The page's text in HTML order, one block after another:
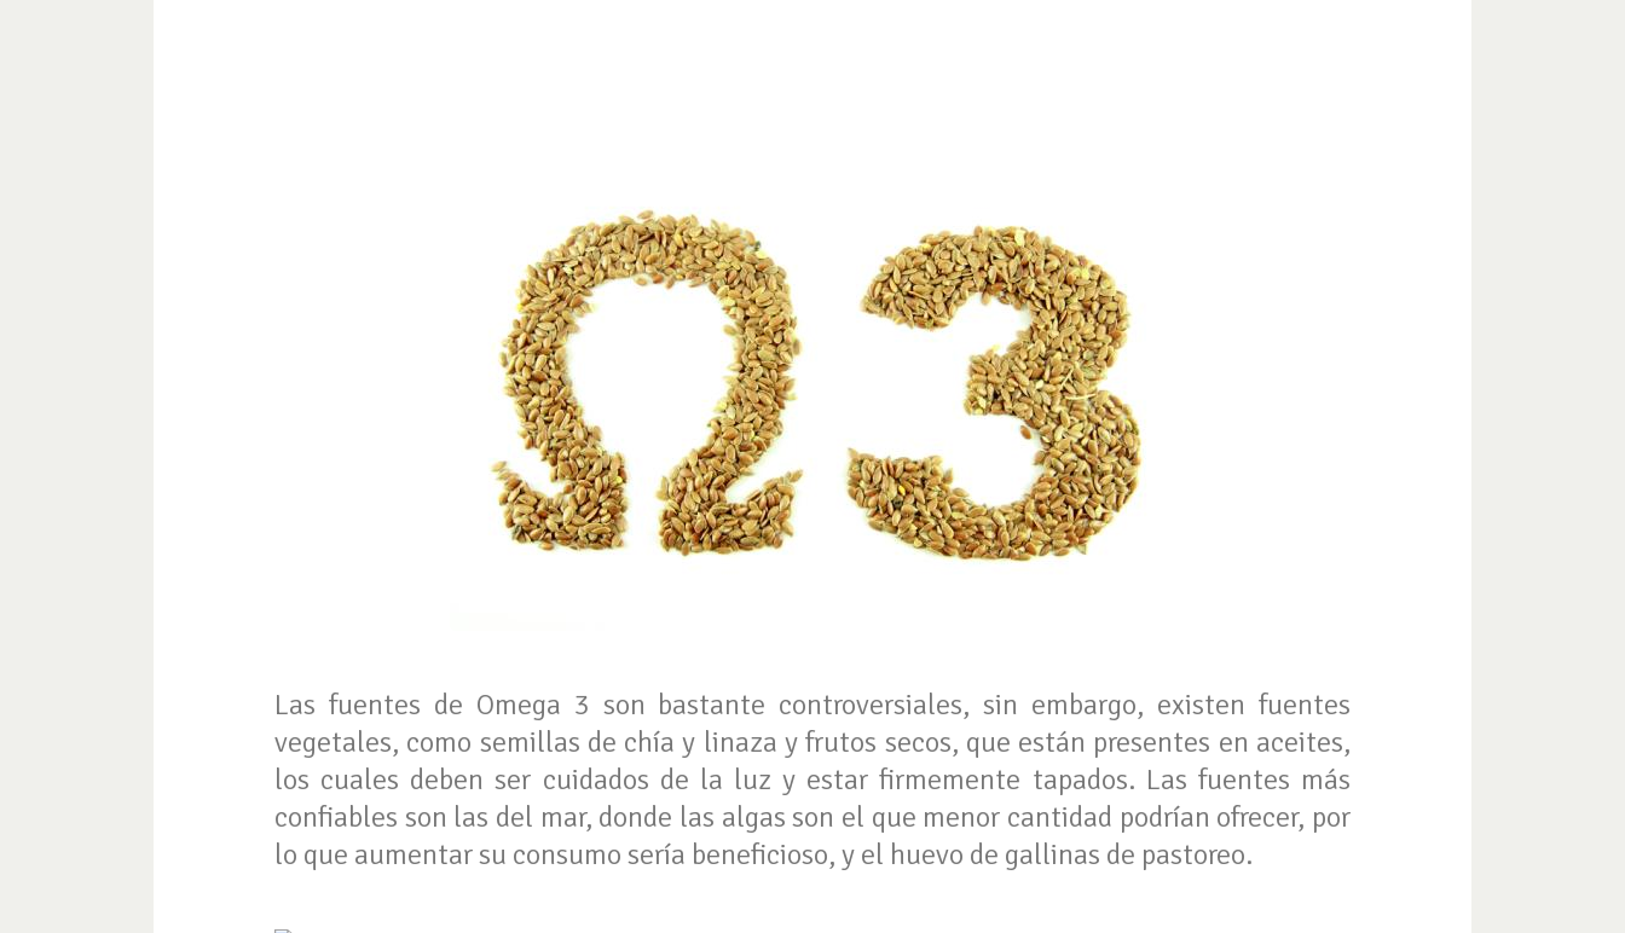
Las fuentes de Omega 3 son bastante controversiales, sin embargo, existen fuentes
vegetales, como semillas de chía y linaza y frutos secos, que están presentes en aceites,
los cuales deben ser cuidados de la luz y estar firmemente tapados. Las fuentes más
confiables son las del mar, donde las algas son el que menor cantidad podrían ofrecer, por
lo que aumentar su consumo sería beneficioso, y el huevo de gallinas de pastoreo.